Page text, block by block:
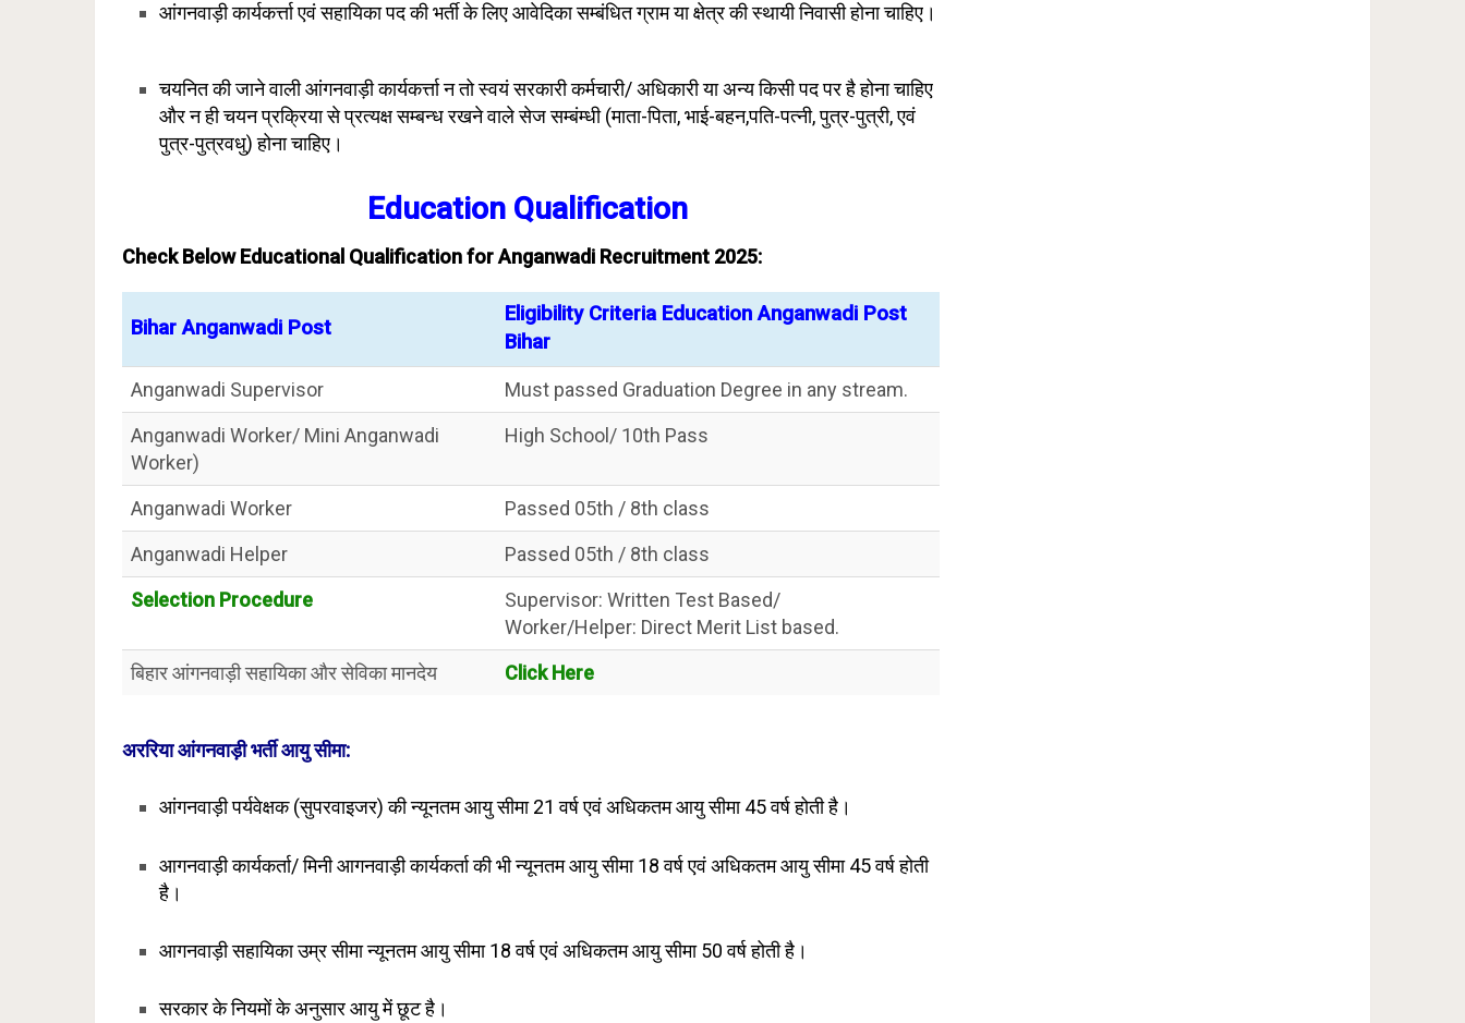
आंगनवाड़ी कार्यकर्त्ता एवं सहायिका पद की भर्ती के लिए आवेदिका सम्बंधित ग्राम या क्षेत्र की स्थायी निवासी होना चाहिए।
चयनित की जाने वाली आंगनवाड़ी कार्यकर्त्ता न तो स्वयं सरकारी कर्मचारी/ अधिकारी या अन्य किसी पद पर है होना चाहिए
और न ही चयन प्रक्रिया से प्रत्यक्ष सम्बन्ध रखने वाले सेज सम्बंम्धी (माता-पिता, भाई-बहन,पति-पत्नी, पुत्र-पुत्री, एवं
पुत्र-पुत्रवधु) होना चाहिए।
Education Qualification
Check Below Educational Qualification for Anganwadi Recruitment 2025:
Bihar Anganwadi Post
Eligibility Criteria Education Anganwadi Post
Bihar
Anganwadi Supervisor
Must passed Graduation Degree in any stream.
Anganwadi Worker/ Mini Anganwadi
Worker)
High School/ 10th Pass
Anganwadi Worker
Passed 05th / 8th class
Anganwadi Helper
Passed 05th / 8th class
Selection Procedure
Supervisor: Written Test Based/
Worker/Helper: Direct Merit List based.
बिहार आंगनवाड़ी सहायिका और सेविका मानदेय
Click Here
अररिया आंगनवाड़ी भर्ती आयु सीमा:
आंगनवाड़ी पर्यवेक्षक (सुपरवाइजर) की न्यूनतम आयु सीमा 21 वर्ष एवं अधिकतम आयु सीमा 45 वर्ष होती है।
आगनवाड़ी कार्यकर्ता/ मिनी आगनवाड़ी कार्यकर्ता की भी न्यूनतम आयु सीमा 18 वर्ष एवं अधिकतम आयु सीमा 45 वर्ष होती
है।
आगनवाड़ी सहायिका उम्र सीमा न्यूनतम आयु सीमा 18 वर्ष एवं अधिकतम आयु सीमा 50 वर्ष होती है।
सरकार के नियमों के अनुसार आयु में छूट है।